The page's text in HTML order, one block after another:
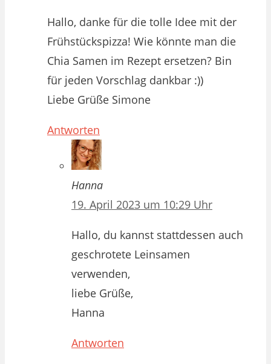
Hallo, danke für die tolle Idee mit der
Frühstückspizza! Wie könnte man die
Chia Samen im Rezept ersetzen? Bin
für jeden Vorschlag dankbar :))
Liebe Grüße Simone
Antworten
Hanna
19. April 2023 um 10:29 Uhr
Hallo, du kannst stattdessen auch
geschrotete Leinsamen
verwenden,
liebe Grüße,
Hanna
Antworten